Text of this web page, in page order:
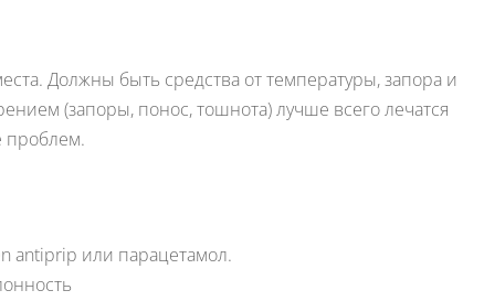
Должны быть средства от температуры, запора и
(запоры, понос, тошнота) лучше всего лечатся
antiprip или парацетамол.